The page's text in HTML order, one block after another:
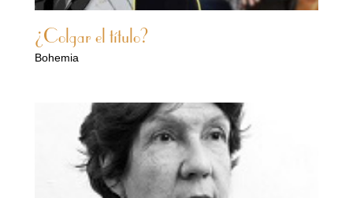
¿Colgar el título?
Bohemia